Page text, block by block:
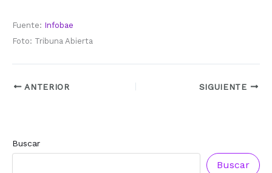
Fuente: Infobae
Foto: Tribuna Abierta
ANTERIOR SIGUIENTE
Buscar
Buscar